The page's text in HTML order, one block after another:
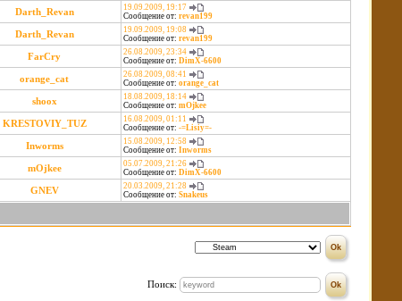
Darth_Revan
19.09.2009, 19:17
Сообщение от: revan199
Darth_Revan
19.09.2009, 19:08
Сообщение от: revan199
FarCry
26.08.2009, 23:34
Сообщение от: DimX-6600
orange_cat
26.08.2009, 08:41
Сообщение от: orange_cat
shoox
18.08.2009, 18:14
Сообщение от: mOjkee
KRESTOVIY_TUZ
16.08.2009, 01:11
Сообщение от: -=Lisiy=-
Inworms
15.08.2009, 12:58
Сообщение от: Inworms
mOjkee
05.07.2009, 21:26
Сообщение от: DimX-6600
GNEV
20.03.2009, 21:28
Сообщение от: Snakeus
Поиск: